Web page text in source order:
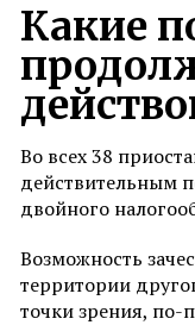
Какие
Во всех 38
действительным
двойного
Возможность
территории
точки зрения, по-